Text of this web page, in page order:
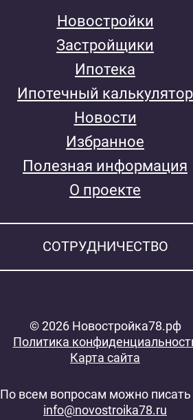
Новостройки
Застройщики
Ипотека
Ипотечный калькулятор
Новости
Избранное
Полезная информация
О проекте
СОТРУДНИЧЕСТВО
© 2026 Новостройка78.рф
Политика
Карта сайта
По всем вопросам можно писать
info@novostroika78.ru